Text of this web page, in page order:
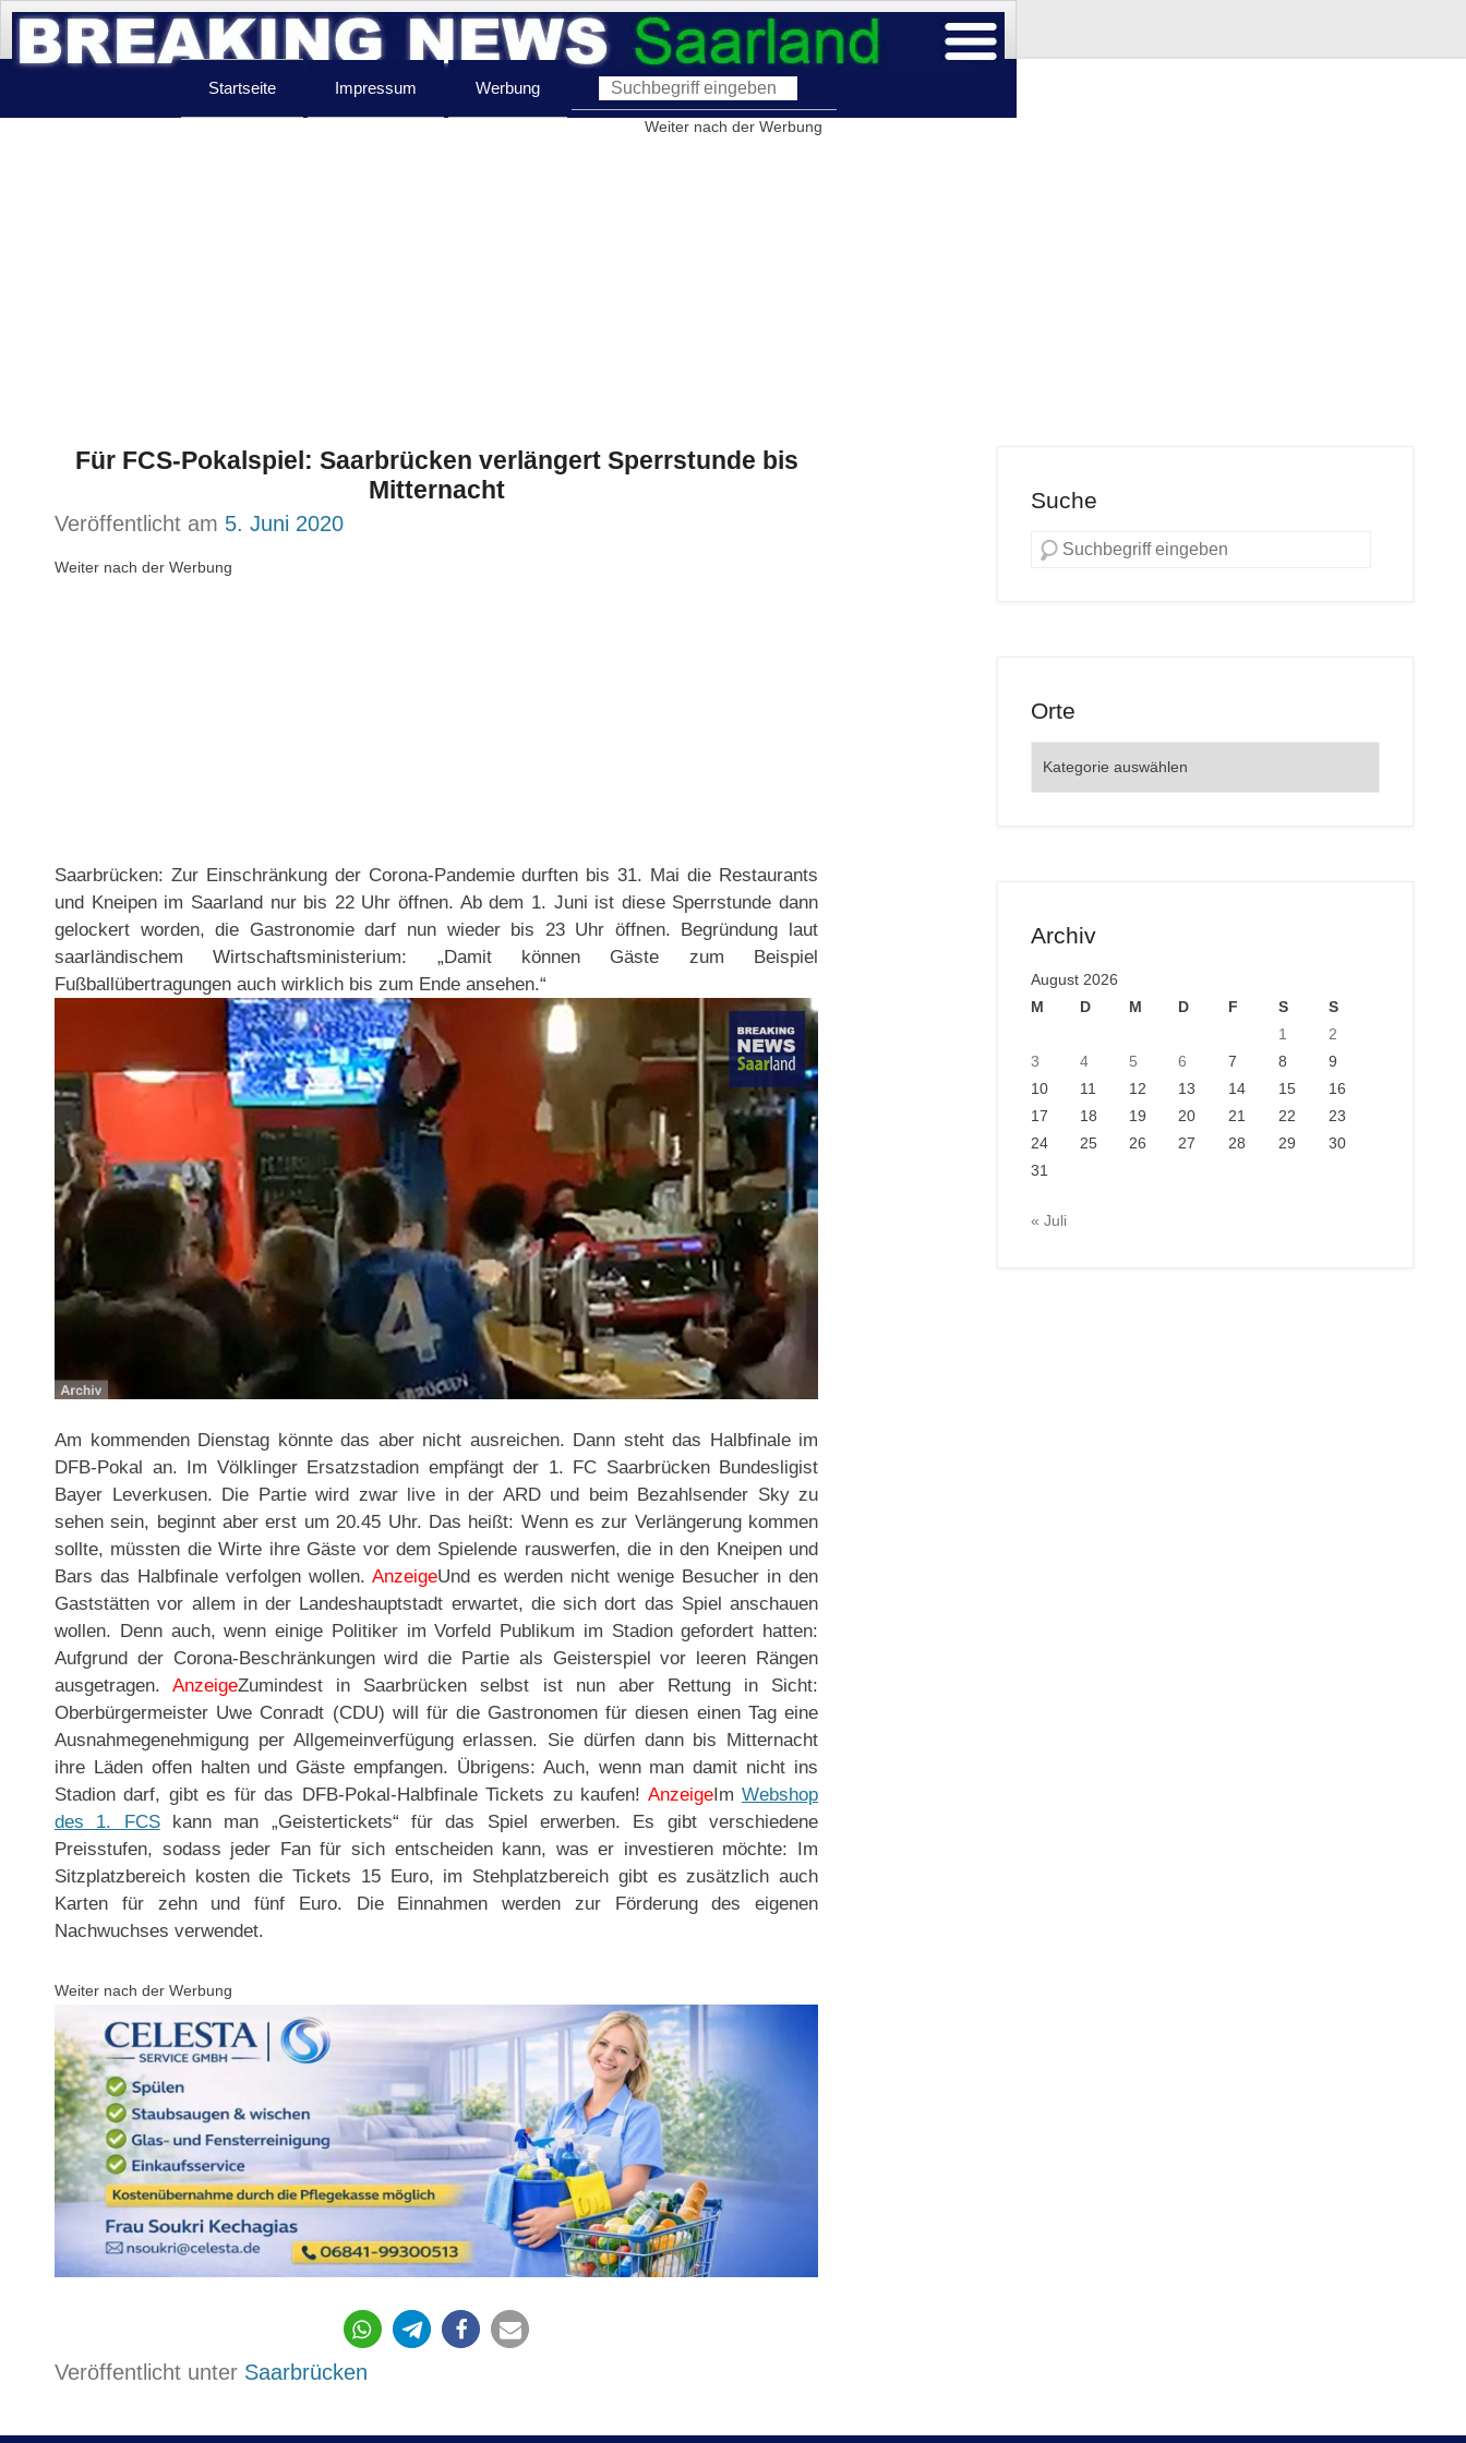
Startseite Impressum Werbung
Weiter nach der Werbung
Für FCS-Pokalspiel: Saarbrücken verlängert Sperrstunde bis
Mitternacht
Veröffentlicht am 5. Juni 2020
Weiter nach der Werbung
Saarbrücken: Zur Einschränkung der Corona-Pandemie durften bis 31. Mai die Restaurants
und Kneipen im Saarland nur bis 22 Uhr öffnen. Ab dem 1. Juni ist diese Sperrstunde dann
gelockert worden, die Gastronomie darf nun wieder bis 23 Uhr öffnen. Begründung laut
saarländischem Wirtschaftsministerium: „Damit können Gäste zum Beispiel
Fußballübertragungen auch wirklich bis zum Ende ansehen.“
Am kommenden Dienstag könnte das aber nicht ausreichen. Dann steht das Halbfinale im
DFB-Pokal an. Im Völklinger Ersatzstadion empfängt der 1. FC Saarbrücken Bundesligist
Bayer Leverkusen. Die Partie wird zwar live in der ARD und beim Bezahlsender Sky zu
sehen sein, beginnt aber erst um 20.45 Uhr. Das heißt: Wenn es zur Verlängerung kommen
sollte, müssten die Wirte ihre Gäste vor dem Spielende rauswerfen, die in den Kneipen und
Bars das Halbfinale verfolgen wollen. AnzeigeUnd es werden nicht wenige Besucher in den
Gaststätten vor allem in der Landeshauptstadt erwartet, die sich dort das Spiel anschauen
wollen. Denn auch, wenn einige Politiker im Vorfeld Publikum im Stadion gefordert hatten:
Aufgrund der Corona-Beschränkungen wird die Partie als Geisterspiel vor leeren Rängen
ausgetragen.AnzeigeZumindest in Saarbrücken selbst ist nun aber Rettung in Sicht:
Oberbürgermeister Uwe Conradt (CDU) will für die Gastronomen für diesen einen Tag eine
Ausnahmegenehmigung per Allgemeinverfügung erlassen. Sie dürfen dann bis Mitternacht
ihre Läden offen halten und Gäste empfangen. Übrigens: Auch, wenn man damit nicht ins
Stadion darf, gibt es für das DFB-Pokal-Halbfinale Tickets zu kaufen! AnzeigeImWebshop
des 1. FCSkann man „Geistertickets“ für das Spiel erwerben. Es gibt verschiedene
Preisstufen, sodass jeder Fan für sich entscheiden kann, was er investieren möchte: Im
Sitzplatzbereich kosten die Tickets 15 Euro, im Stehplatzbereich gibt es zusätzlich auch
Karten für zehn und fünf Euro. Die Einnahmen werden zur Förderung des eigenen
Nachwuchses verwendet.
Weiter nach der Werbung
626
Veröffentlicht unter Saarbrücken
Suche
Orte
Archiv
August 2026
M
D M D F S
S
1
2
3
4 5 6 7 8
9
10
11 12 13 14 15
16
17
18 19 20 21 22
23
24
25 26 27 28 29
30
31
« Juli